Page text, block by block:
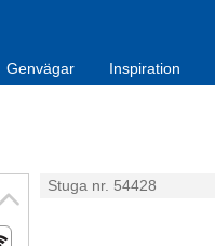
Genvägar Inspiration
Stuga nr. 54428